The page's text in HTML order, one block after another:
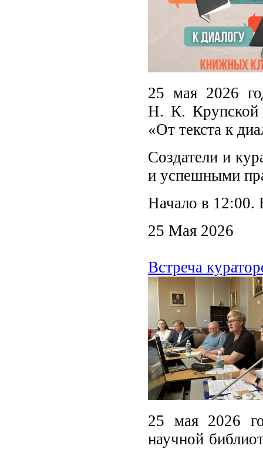
25 мая 2026
Н. К. Крупской
«От текста к
Создатели и
и успешными
Начало в 12:00.
25 Мая 2026
Встреча
25 мая 2026
научной